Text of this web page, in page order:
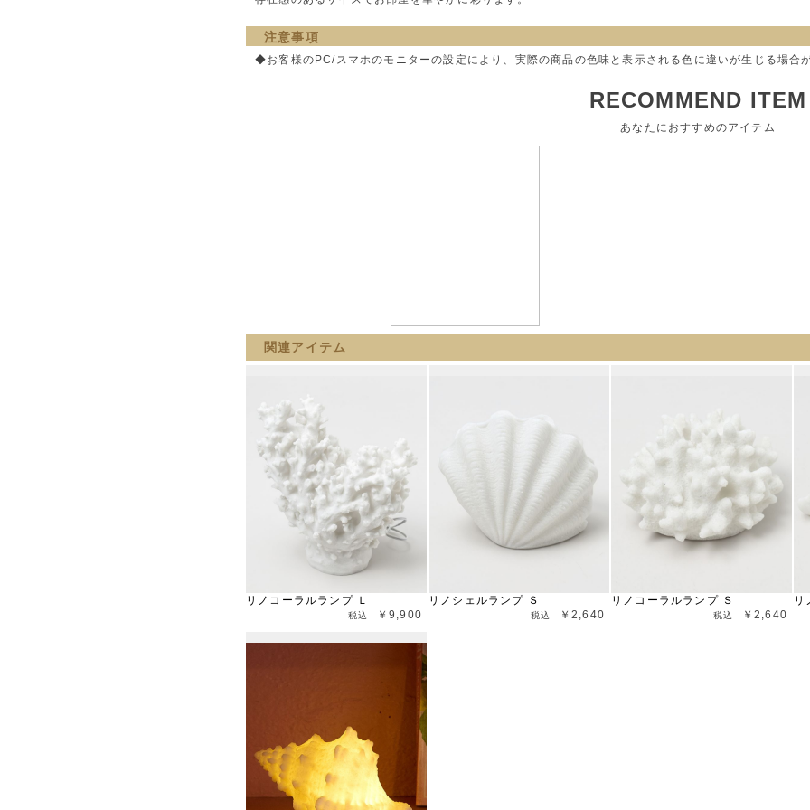
注意事項
◆お客様のPC/スマホのモニターの設定により、実際の商品の色味と表示される色に違いが生じる場合
RECOMMEND ITEM
あなたにおすすめのアイテム
関連アイテム
リノコーラルランプ Ｌ
￥9,900
リノシェルランプ Ｓ
￥2,640
リノコーラルランプ Ｓ
￥2,640
リ